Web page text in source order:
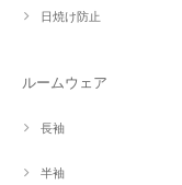
日焼け防止
ルームウェア
長袖
半袖